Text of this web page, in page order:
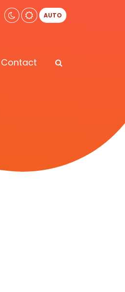
AUTO
Contact